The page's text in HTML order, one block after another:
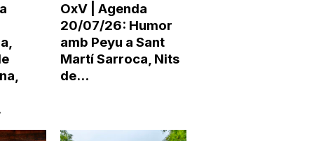
OxV | Agenda
20/07/26: Humor
amb Peyu a Sant
Martí Sarroca, Nits
de...